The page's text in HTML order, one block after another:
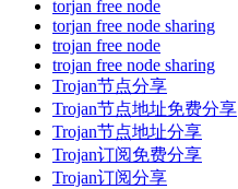
torjan free node
torjan free node sharing
trojan free node
trojan free node sharing
Trojan节点分享
Trojan节点地址免费分享
Trojan节点地址分享
Trojan订阅免费分享
Trojan订阅分享